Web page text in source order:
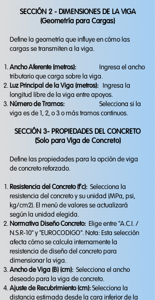
SECCIÓN 2 - DIMENSIONES DE LA VIGA
(Geometría para Cargas)
Define la geometría que influye en cómo las
cargas se transmiten a la viga.
Ancho Aferente (metros): Ingresa el ancho
tributario que carga sobre la viga.
Luz Principal de la Viga (metros): Ingresa la
longitud libre de la viga entre apoyos.
Número de Tramos: Selecciona si la
viga es de 1, 2, o 3 o más tramos continuos.
SECCIÓN 3- PROPIEDADES DEL CONCRETO
(Solo para Viga de Concreto)
Define las propiedades para la opción de viga
de concreto reforzado.
Resistencia del Concreto (f'c): Selecciona la
resistencia del concreto y su unidad (MPa, psi,
kg/cm2). El menú de valores se actualizará
según la unidad elegida.
​Normativa Diseño Concreto: Elige entre "A.C.I. /
N.S.R-10" y "EUROCODIGO". Nota: Esta selección
afecta cómo se calcula internamente la
resistencia de diseño del concreto para
dimensionar la viga.
Ancho de Viga (B) (cm): Selecciona el ancho
deseado para la viga de concreto.
Ajuste de Recubrimiento (cm): Selecciona la
distancia estimada desde la cara inferior de la